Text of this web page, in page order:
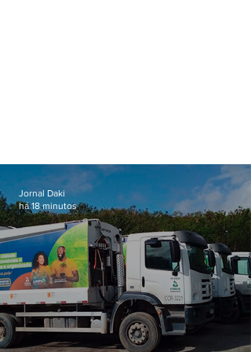
Jornal Daki
há 18 minutos